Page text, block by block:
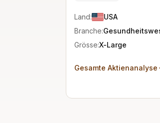
Land:
USA
Branche:
Grösse:X-Large
Gesamte Aktienanalyse